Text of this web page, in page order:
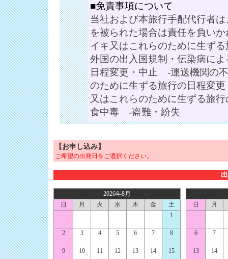
■免責事項について
当社および本旅行手配代行者
を被られた場合は責任を負い
イキ又はこれらのために生ず
外国の出入国規制・伝染病に
日程変更・中止 -運送機関の
のために生ずる旅行の日程変
又はこれらのために生ずる旅
食中毒 -盗難・紛失
【お申し込み】
ご希望の出発日をご選択ください。
2026年8月
日
月 火 水 木 金
土
1
2 3 4 5 6 7 8
9 10 11 12 13 14 15
日 月
6 7
13 14